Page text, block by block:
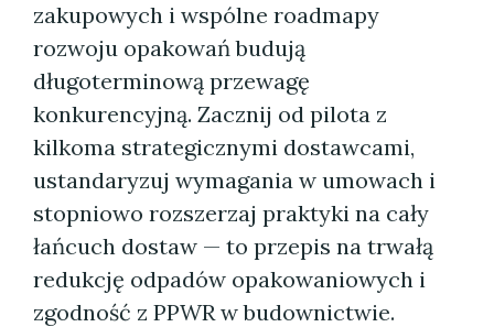
zakupowych i wspólne roadmapy
rozwoju opakowań budują
długoterminową przewagę
konkurencyjną. Zacznij od pilota z
kilkoma strategicznymi dostawcami,
ustandaryzuj wymagania w umowach i
stopniowo rozszerzaj praktyki na cały
łańcuch dostaw — to przepis na trwałą
redukcję odpadów opakowaniowych i
zgodność z PPWR w budownictwie.